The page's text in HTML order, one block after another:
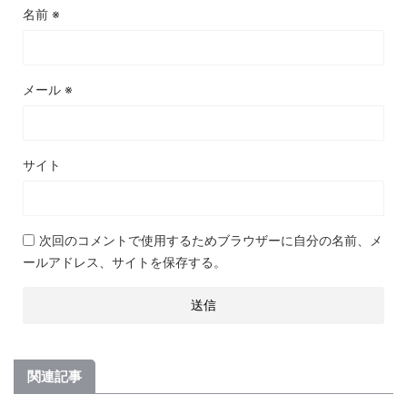
名前 ※
メール ※
サイト
次回のコメントで使用するためブラウザーに自分の名前、メ
ールアドレス、サイトを保存する。
関連記事